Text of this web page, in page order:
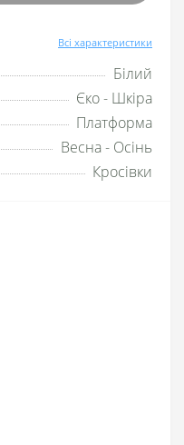
Всі характеристики
Білий
Єко - Шкіра
Платформа
Весна - Осінь
Кросівки